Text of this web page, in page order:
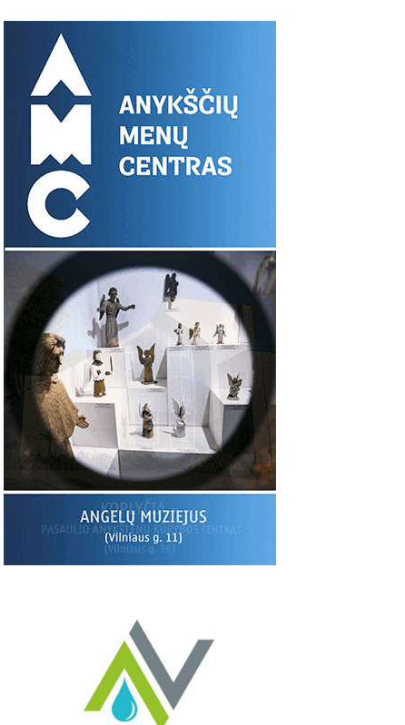
06:37
Giedriaus Šiukščiaus
atsiliepimas
Latavėnai: pasaulio
lietuvių vyskupo
tėviškė